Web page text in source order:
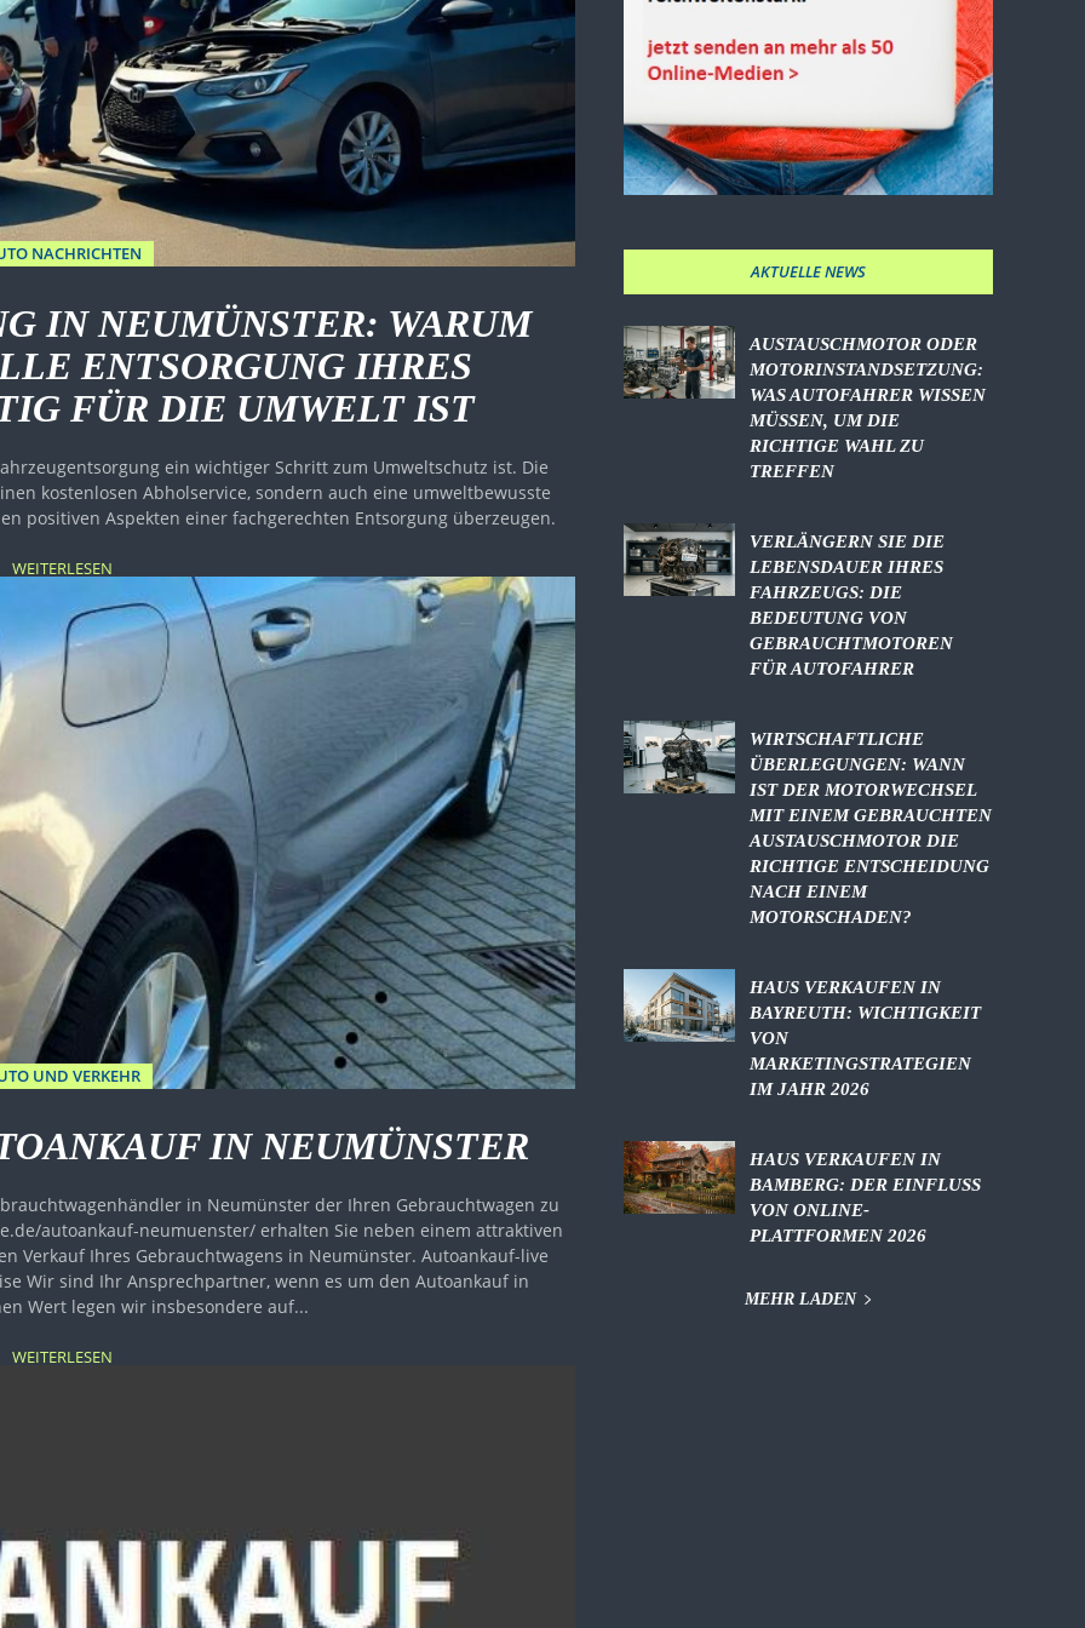
NACHRICHTEN
IN NEUMÜNSTER: WARUM
ENTSORGUNG IHRES
FÜR DIE UMWELT IST
ein wichtiger Schritt zum Umweltschutz ist. Die
kostenlosen Abholservice, sondern auch eine umweltbewusste
positiven Aspekten einer fachgerechten Entsorgung überzeugen.
WEITERLESEN
UND VERKEHR
IN NEUMÜNSTER
in Neumünster der Ihren Gebrauchtwagen zu
autoankauf-neumuenster/ erhalten Sie neben einem attraktiven
Ihres Gebrauchtwagens in Neumünster. Autoankauf-live
in
Wert legen wir insbesondere auf...
WEITERLESEN
AKTUELLE NEWS
AUSTAUSCHMOTOR ODER
MOTORINSTANDSETZUNG:
WAS AUTOFAHRER WISSEN
MÜSSEN, UM DIE
RICHTIGE WAHL ZU
TREFFEN
VERLÄNGERN SIE DIE
LEBENSDAUER IHRES
FAHRZEUGS: DIE
BEDEUTUNG VON
GEBRAUCHTMOTOREN
FÜR AUTOFAHRER
WIRTSCHAFTLICHE
ÜBERLEGUNGEN: WANN
IST DER MOTORWECHSEL
MIT EINEM GEBRAUCHTEN
AUSTAUSCHMOTOR DIE
RICHTIGE ENTSCHEIDUNG
NACH EINEM
MOTORSCHADEN?
HAUS VERKAUFEN IN
BAYREUTH: WICHTIGKEIT
VON
MARKETINGSTRATEGIEN
IM JAHR 2026
HAUS VERKAUFEN IN
BAMBERG: DER EINFLUSS
VON ONLINE-
PLATTFORMEN 2026
MEHR LADEN